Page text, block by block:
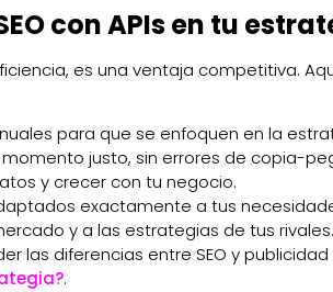
con APIs en tu
es una ventaja competitiva.
para que se enfoquen en la
justo, sin errores de copia-
y crecer con tu negocio.
exactamente a tus
y a las estrategias de tus rivales.
las diferencias entre SEO y
.